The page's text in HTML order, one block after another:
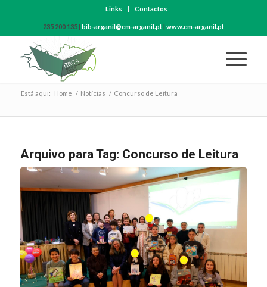
Links Contactos
235 200 135 | bib-arganil@cm-arganil.pt| www.cm-arganil.pt
Está aqui: Home / Notícias / Concurso de Leitura
Arquivo para Tag: Concurso de Leitura